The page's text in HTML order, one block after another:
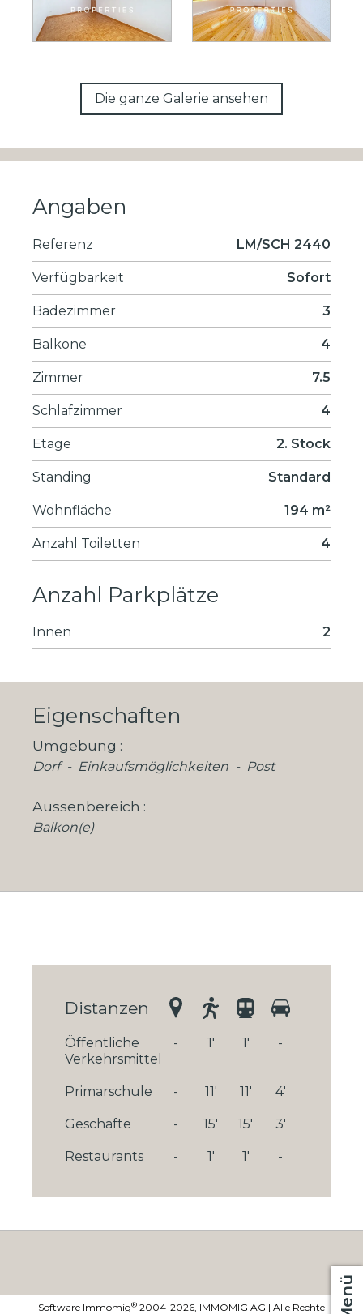
Menü
Die ganze Galerie ansehen
Angaben
Referenz LM/SCH 2440
Verfügbarkeit Sofort
Badezimmer 3
Balkone 4
Zimmer 7.5
Schlafzimmer 4
Etage 2. Stock
Standing Standard
Wohnfläche 194 m²
Anzahl Toiletten 4
Anzahl Parkplätze
Innen 2
Eigenschaften
Umgebung
Dorf Einkaufsmöglichkeiten Post
Aussenbereich
Balkon(e)
Distanzen
Öffentliche
Verkehrsmittel
- 1' 1' -
Primarschule - 11' 11' 4'
Geschäfte - 15' 15' 3'
Restaurants - 1' 1' -
Software Immomig® 2004-2026, IMMOMIG AG | Alle Rechte